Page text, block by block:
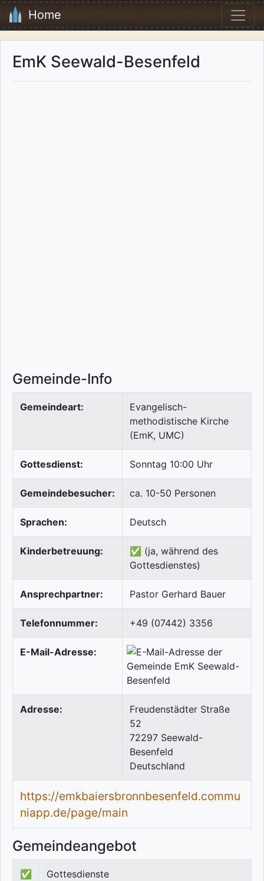
Home
EmK Seewald-Besenfeld
Gemeinde-Info
Gemeindeart:
Evangelisch-
methodistische Kirche
(EmK, UMC)
Gottesdienst: Sonntag 10:00 Uhr
Gemeindebesucher: ca. 10-50 Personen
Sprachen: Deutsch
Kinderbetreuung:
✅ (ja, während des
Gottesdienstes)
Ansprechpartner: Pastor Gerhard Bauer
Telefonnummer: +49 (07442) 3356
E-Mail-Adresse:
Adresse:
Freudenstädter Straße
52
72297 Seewald-
Besenfeld
Deutschland
https://emkbaiersbronnbesenfeld.commu
niapp.de/page/main
Gemeindeangebot
✅ Gottesdienste